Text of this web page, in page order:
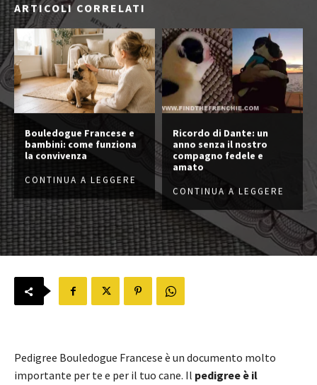
ARTICOLI CORRELATI
Bouledogue Francese e
bambini: come funziona
la convivenza
CONTINUA A LEGGERE
Ricordo di Dante: un
anno senza il nostro
compagno fedele e
amato
CONTINUA A LEGGERE
Pedigree Bouledogue Francese è un documento molto
importante per te e per il tuo cane. Il pedigree è il